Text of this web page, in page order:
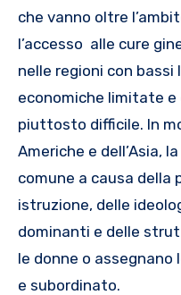
che vanno oltre
l’accesso alle cure
nelle regioni con
economiche limitate e
piuttosto difficile. In
Americhe e dell’Asia,
comune a causa della
istruzione, delle
dominanti e delle
le donne o
e subordinato.